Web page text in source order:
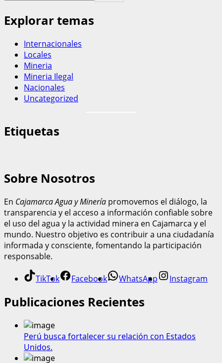
Explorar temas
Internacionales
Locales
Mineria
Mineria Ilegal
Nacionales
Uncategorized
Etiquetas
Sobre Nosotros
En Cajamarca Agua y Minería promovemos el diálogo, la
transparencia y el acceso a información confiable sobre
el uso del agua y la actividad minera en Cajamarca y el
mundo. Nuestro objetivo es contribuir a una ciudadanía
informada y consciente, fomentando la participación
responsable.
TikTok Facebook WhatsApp Instagram
Publicaciones Recientes
Perú busca fortalecer su relación con Estados
Unidos.